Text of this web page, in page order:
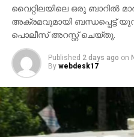
kick.
— LosRealAli
2018
വൈറ്റിലയിലെ ഒരു ബാറില്‍
അക്രമവുമായി ബന്ധപ്പെട്ട്
പൊലീസ് അറസ്റ്റ് ചെയ്തു.
Published 2 days ago on
By webdesk17